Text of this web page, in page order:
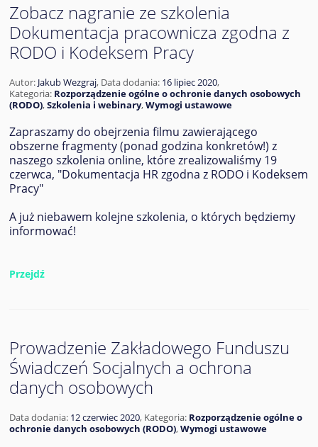
Zobacz nagranie ze szkolenia
Dokumentacja pracownicza zgodna z
RODO i Kodeksem Pracy
Autor: Jakub Wezgraj, Data dodania: 16 lipiec 2020,
Kategoria: Rozporządzenie ogólne o ochronie danych osobowych
(RODO),Szkolenia i webinary,Wymogi ustawowe
Zapraszamy do obejrzenia filmu zawierającego
obszerne fragmenty (ponad godzina konkretów!) z
naszego szkolenia online, które zrealizowaliśmy 19
czerwca, "Dokumentacja HR zgodna z RODO i Kodeksem
Pracy"
A już niebawem kolejne szkolenia, o których będziemy
informować!
Przejdź
Prowadzenie Zakładowego Funduszu
Świadczeń Socjalnych a ochrona
danych osobowych
Data dodania: 12 czerwiec 2020, Kategoria: Rozporządzenie ogólne o
ochronie danych osobowych (RODO),Wymogi ustawowe